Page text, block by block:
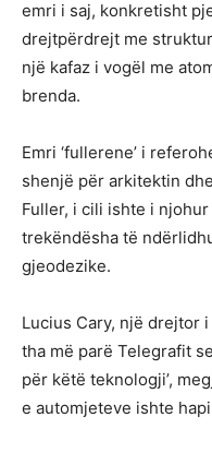
emri i saj, konkretisht
drejtpërdrejt me
një kafaz i vogël me
brenda.
Emri ‘fullerene’ i
shenjë për arkitektin
Fuller, i cili ishte i
trekëndësha të
gjeodezike.
Lucius Cary, një drejtor
tha më parë Telegrafit
për këtë teknologji’,
e automjeteve ishte